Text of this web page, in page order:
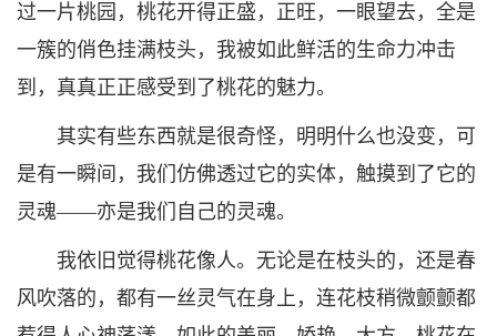
过一片桃园，桃花开得正盛，正旺，一眼望去，全是
一簇的俏色挂满枝头，我被如此鲜活的生命力冲击
到，真真正正感受到了桃花的魅力。
其实有些东西就是很奇怪，明明什么也没变，可
是有一瞬间，我们仿佛透过它的实体，触摸到了它的
灵魂——亦是我们自己的灵魂。
我依旧觉得桃花像人。无论是在枝头的，还是春
风吹落的，都有一丝灵气在身上，连花枝稍微颤颤都